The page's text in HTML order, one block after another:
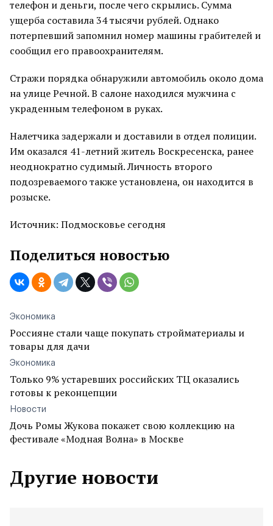
телефон и деньги, после чего скрылись. Сумма
ущерба составила 34 тысячи рублей. Однако
потерпевший запомнил номер машины грабителей и
сообщил его правоохранителям.
Стражи порядка обнаружили автомобиль около дома
на улице Речной. В салоне находился мужчина с
украденным телефоном в руках.
Налетчика задержали и доставили в отдел полиции.
Им оказался 41-летний житель Воскресенска, ранее
неоднократно судимый. Личность второго
подозреваемого также установлена, он находится в
розыске.
Источник: Подмосковье сегодня
Поделиться новостью
Экономика
Россияне стали чаще покупать стройматериалы и
товары для дачи
Экономика
Только 9% устаревших российских ТЦ оказались
готовы к реконцепции
Новости
Дочь Ромы Жукова покажет свою коллекцию на
фестивале «Модная Волна» в Москве
Другие новости